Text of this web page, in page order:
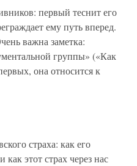
первый теснит его
ему путь вперед.
важна заметка:
группы» («Как
она относится к
страха: как его
этот страх через нас